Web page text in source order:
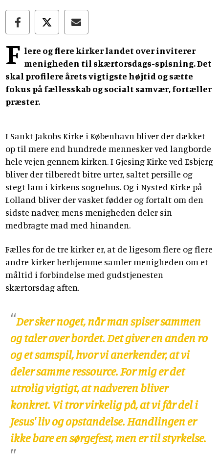
F lere og flere kirker landet over inviterer
menigheden til skærtorsdags-spisning. Det
skal profilere årets vigtigste højtid og sætte
fokus på fællesskab og socialt samvær, fortæller
præster.
I Sankt Jakobs Kirke i København bliver der dækket
op til mere end hundrede mennesker ved langborde
hele vejen gennem kirken. I Gjesing Kirke ved Esbjerg
bliver der tilberedt bitre urter, saltet persille og
stegt lam i kirkens sognehus. Og i Nysted Kirke på
Lolland bliver der vasket fødder og fortalt om den
sidste nadver, mens menigheden deler sin
medbragte mad med hinanden.
Fælles for de tre kirker er, at de ligesom flere og flere
andre kirker herhjemme samler menigheden om et
måltid i forbindelse med gudstjenesten
skærtorsdag aften.
Der sker noget, når man spiser sammen
og taler over bordet. Det giver en anden ro
og et samspil, hvor vi anerkender, at vi
deler samme ressource. For mig er det
utrolig vigtigt, at nadveren bliver
konkret. Vi tror virkelig på, at vi får del i
Jesus' liv og opstandelse. Handlingen er
ikke bare en sørgefest, men er til styrkelse.